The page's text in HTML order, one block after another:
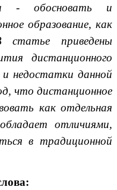
- обосновать и
образование, как
статье приведены
дистанционного
недостатки данной
что дистанционное
как отдельная
отличиями,
в традиционной